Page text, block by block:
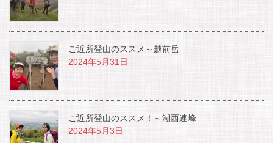
ご近所登山のススメ～越前岳
2024年5月31日
ご近所登山のススメ！～湖西連峰
2024年5月3日